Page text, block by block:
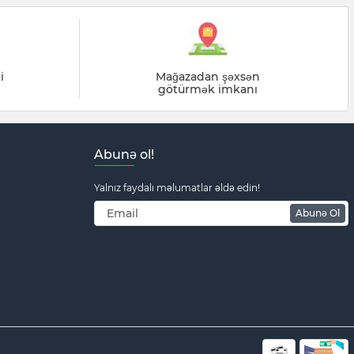
Mağazadan şəxsən
götürmək imkanı
Abunə ol!
Yalnız faydalı məlumatlar əldə edin!
Abunə Ol